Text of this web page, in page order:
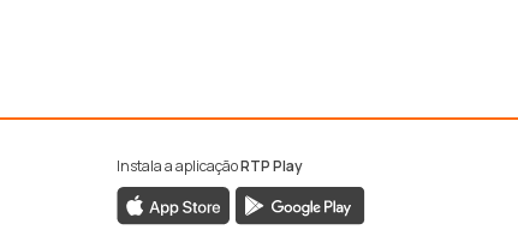
Instala a aplicaçãoRTP Play